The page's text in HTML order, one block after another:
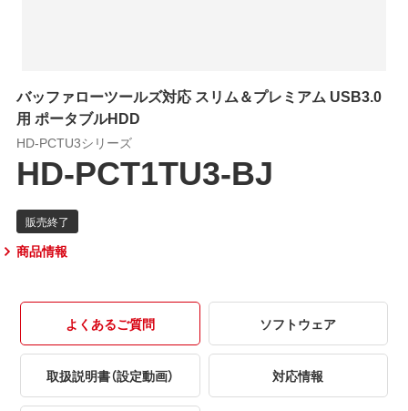
バッファローツールズ対応 スリム＆プレミアム USB3.0
用 ポータブルHDD
HD-PCTU3シリーズ
HD-PCT1TU3-BJ
商品情報
よくあるご質問 ソフトウェア
取扱説明書（設定動画） 対応情報